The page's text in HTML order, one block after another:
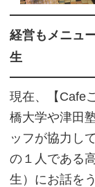
経営もメニュ
生
現在、【Cafe
橋大学や津田
ッフが協力し
の１人である
生）にお話を